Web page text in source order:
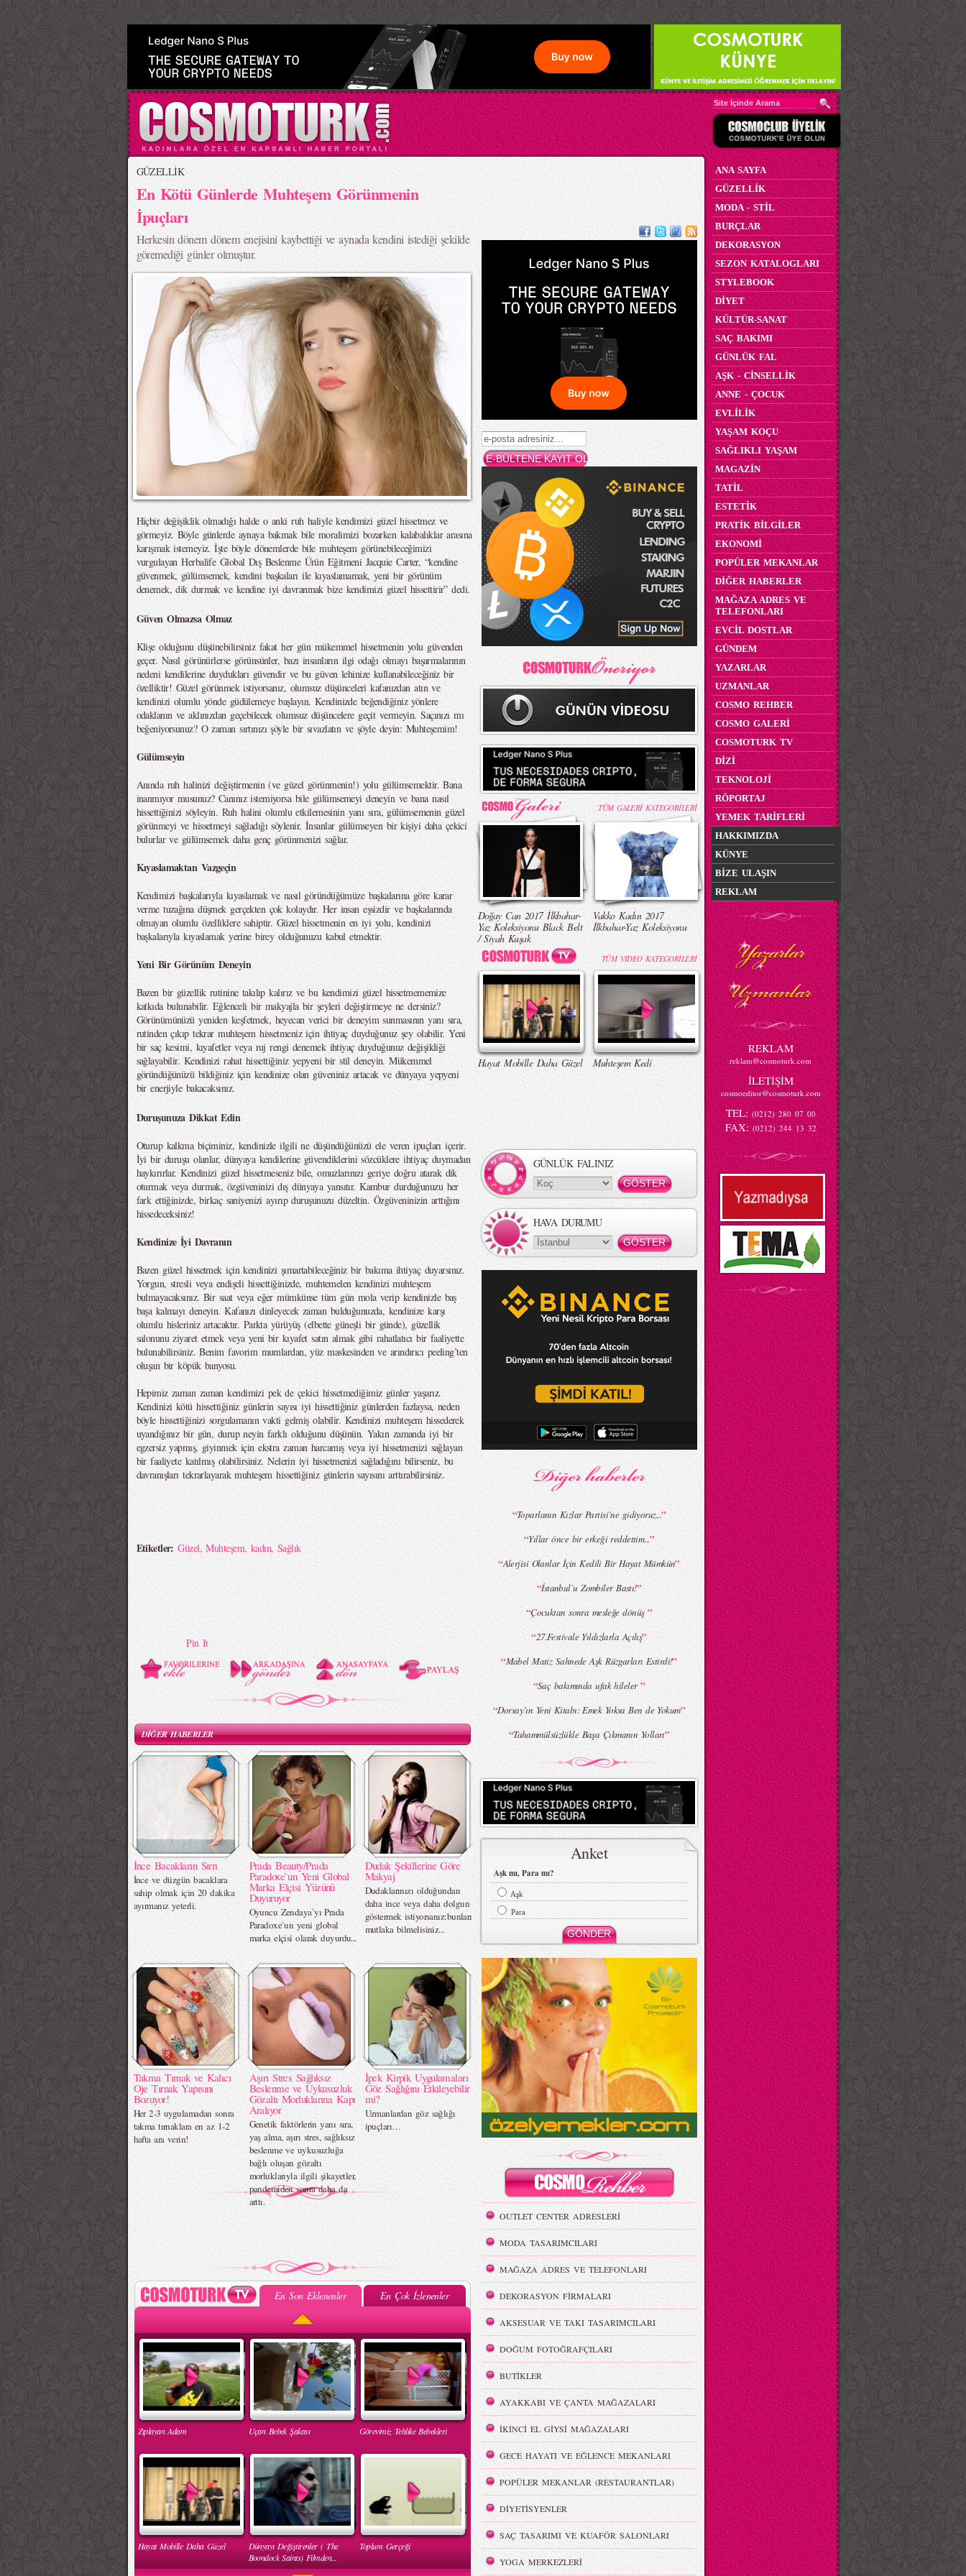
>
GÜZELLİK
En Kötü Günlerde Muhteşem Görünmenin
İpuçları
Herkesin dönem dönem enejisini kaybettiği ve aynada kendini istediği şekilde
göremediği günler olmuştur.
Hiçbir değişiklik olmadığı halde o anki ruh haliyle kendimizi güzel hissetmez ve
görmeyiz. Böyle günlerde aynaya bakmak bile moralimizi bozarken kalabalıklar arasına
karışmak istemeyiz. İşte böyle dönemlerde bile muhteşem görünebileceğimizi
vurgulayan Herbalife Global Dış Beslenme Ürün Eğitmeni Jacquie Carter, “kendine
güvenmek, gülümsemek, kendini başkaları ile kıyaslamamak, yeni bir görünüm
denemek, dik durmak ve kendine iyi davranmak bize kendimizi güzel hissettirir” dedi.
Güven Olmazsa Olmaz
Klişe olduğunu düşünebilirsiniz fakat her gün mükemmel hissetmenin yolu güvenden
geçer. Nasıl görünürlerse görünsünler, bazı insanların ilgi odağı olmayı başarmalarının
nedeni kendilerine duydukları güvendir ve bu güven lehinize kullanabileceğiniz bir
özelliktir! Güzel görünmek istiyorsanız, olumsuz düşünceleri kafanızdan atın ve
kendinizi olumlu yönde güdülemeye başlayın. Kendinizde beğendiğiniz yönlere
odaklanın ve aklınızdan geçebilecek olumsuz düşüncelere geçit vermeyin. Saçınızı mı
beğeniyorsunuz? O zaman sırtınızı şöyle bir sıvazlatın ve şöyle deyin: Muhteşemim!
Gülümseyin
Anında ruh halinizi değiştirmenin (ve güzel görünmenin!) yolu gülümsemektir. Bana
inanmıyor musunuz? Canınız istemiyorsa bile gülümsemeyi deneyin ve bana nasıl
hissettiğinizi söyleyin. Ruh halini olumlu etkilemesinin yanı sıra, gülümsemenin güzel
görünmeyi ve hissetmeyi sağladığı söylenir. İnsanlar gülümseyen bir kişiyi daha çekici
bulurlar ve gülümsemek daha genç görünmenizi sağlar.
Kıyaslamaktan Vazgeçin
Kendimizi başkalarıyla kıyaslamak ve nasıl göründüğümüze başkalarına göre karar
verme tuzağına düşmek gerçekten çok kolaydır. Her insan eşsizdir ve başkalarında
olmayan olumlu özelliklere sahiptir. Güzel hissetmenin en iyi yolu, kendinizi
başkalarıyla kıyaslamak yerine birey olduğunuzu kabul etmektir.
Yeni Bir Görünüm Deneyin
Bazen bir güzellik rutinine takılıp kalırız ve bu kendimizi güzel hissetmememize
katkıda bulunabilir. Eğlenceli bir makyajla bir şeyleri değiştirmeye ne dersiniz?
Görünümünüzü yeniden keşfetmek, heyecan verici bir deneyim sunmasının yanı sıra,
rutinden çıkıp tekrar muhteşem hissetmeniz için ihtiyaç duyduğunuz şey olabilir. Yeni
bir saç kesimi, kıyafetler veya ruj rengi denemek ihtiyaç duyduğunuz değişikliği
sağlayabilir. Kendinizi rahat hissettiğiniz yepyeni bir stil deneyin. Mükemmel
göründüğünüzü bildiğiniz için kendinize olan güveniniz artacak ve dünyaya yepyeni
bir enerjiyle bakacaksınız.
Duruşunuza Dikkat Edin
Oturup kalkma biçiminiz, kendinizle ilgili ne düşündüğünüzü ele veren ipuçları içerir.
İyi bir duruşu olanlar, dünyaya kendilerine güvendiklerini sözcüklere ihtiyaç duymadan
haykırırlar. Kendinizi güzel hissetmeseniz bile, omuzlarınızı geriye doğru atarak dik
oturmak veya durmak, özgüveninizi dış dünyaya yansıtır. Kambur durduğunuzu her
fark ettiğinizde, birkaç saniyenizi ayırıp duruşunuzu düzeltin. Özgüveninizin arttığını
hissedeceksiniz!
Kendinize İyi Davranın
Bazen güzel hissetmek için kendinizi şımartabileceğiniz bir bakıma ihtiyaç duyarsınız.
Yorgun, stresli veya endişeli hissettiğinizde, muhtemelen kendinizi muhteşem
bulmayacaksınız. Bir saat veya eğer mümkünse tüm gün mola verip kendinizle baş
başa kalmayı deneyin. Kafanızı dinleyecek zaman bulduğunuzda, kendinize karşı
olumlu hisleriniz artacaktır. Parkta yürüyüş (elbette güneşli bir günde), güzellik
salonunu ziyaret etmek veya yeni bir kıyafet satın almak gibi rahatlatıcı bir faaliyette
bulunabilirsiniz. Benim favorim mumlardan, yüz maskesinden ve arındırıcı peeling’ten
oluşan bir köpük banyosu.
Hepimiz zaman zaman kendimizi pek de çekici hissetmediğimiz günler yaşarız.
Kendinizi kötü hissettiğiniz günlerin sayısı iyi hissettiğiniz günlerden fazlaysa, neden
böyle hissettiğinizi sorgulamanın vakti gelmiş olabilir. Kendinizi muhteşem hissederek
uyandığınız bir gün, durup neyin farklı olduğunu düşünün. Yakın zamanda iyi bir
egzersiz yapmış, giyinmek için ekstra zaman harcamış veya iyi hissetmenizi sağlayan
bir faaliyete katılmış olabilirsiniz. Nelerin iyi hissetmenizi sağladığını bilirseniz, bu
davranışları tekrarlayarak muhteşem hissettiğiniz günlerin sayısını arttırabilirsiniz.
Etiketler:Güzel,Muhteşem, kadın, Sağlık
Pin It
DİĞER HABERLER
İnce Bacakların Sırrı
İnce ve düzgün bacaklara
sahip olmak için 20 dakika
ayırmanız yeterli.
Prada Beauty/Prada
Paradoxe`un Yeni Global
Marka Elçisi Yüzünü
Duyuruyor
Oyuncu Zendaya`yı Prada
Paradoxe`un yeni global
marka elçisi olarak duyurdu...
Dudak Şekillerine Göre
Makyaj
Dudaklarınızı olduğundan
daha ince veya daha dolgun
göstermek istiyorsanız:bunları
mutlaka bilmelisiniz...
Takma Tırnak ve Kalıcı
Oje Tırnak Yapısını
Bozuyor!
Her 2-3 uygulamadan sonra
takma tırnaklara en az 1-2
hafta ara verin!
Aşırı Stres Sağlıksız
Beslenme ve Uykusuzluk
Gözaltı Morluklarına Kapı
Aralıyor
Genetik faktörlerin yanı sıra,
yaş alma, aşırı stres, sağlıksız
beslenme ve uykusuzluğa
bağlı oluşan gözaltı
morluklarıyla ilgili şikayetler,
pandemiden sonra daha da
arttı.
İpek Kirpik Uygulamaları
Göz Sağlığını Etkileyebilir
mi?
Uzmanlardan göz sağlığı
ipuçları…
En Son Eklenenler En Çok İzlenenler
Zıplayan Adam Uçan Bebek Şakası Görevimiz Tehlike Bebekleri
Hayat Mobille Daha Güzel
Dünyayı Değiştirenler ( The
Boondock Saints) Filmden...
Toplum Gerçeği
TÜM GALERİ KATEGORİLERİ
Doğay Can 2017 İlkbahar-
Yaz Koleksiyonu Black Belt
/ Siyah Kuşak
Vakko Kadın 2017
İlkbahar-Yaz Koleksiyonu
TÜM VIDEO KATEGORİLERİ
Hayat Mobille Daha Güzel Muhteşem Kedi
GÜNLÜK FALINIZ
HAVA DURUMU
“Toparlanın Kızlar Partisi’ne gidiyoruz...”
“Yıllar önce bir erkeği reddettim...”
“Alerjisi Olanlar İçin Kedili Bir Hayat Mümkün”
“İstanbul`u Zombiler Bastı!”
“Çocuktan sonra mesleğe dönüş ”
“27.Festivale Yıldızlarla Açılış”
“Mabel Matiz Sahnede Aşk Rüzgarları Estirdi!”
“Saç bakımında ufak hileler”
“Dorsay’ın Yeni Kitabı: Emek Yoksa Ben de Yokum”
“Tahammülsüzlükle Başa Çıkmanın Yolları”
Anket
Aşk mı, Para mı?
Aşk
Para
OUTLET CENTER ADRESLERİ
MODA TASARIMCILARI
MAĞAZA ADRES VE TELEFONLARI
DEKORASYON FİRMALARI
AKSESUAR VE TAKI TASARIMCILARI
DOĞUM FOTOĞRAFÇILARI
BUTİKLER
AYAKKABI VE ÇANTA MAĞAZALARI
İKİNCİ EL GİYSİ MAĞAZALARI
GECE HAYATI VE EĞLENCE MEKANLARI
POPÜLER MEKANLAR (RESTAURANTLAR)
DİYETİSYENLER
SAÇ TASARIMI VE KUAFÖR SALONLARI
YOGA MERKEZLERİ
ANA SAYFA
GÜZELLİK
MODA - STİL
BURÇLAR
DEKORASYON
SEZON KATALOGLARI
STYLEBOOK
DİYET
KÜLTÜR-SANAT
SAÇ BAKIMI
GÜNLÜK FAL
AŞK - CİNSELLİK
ANNE - ÇOCUK
EVLİLİK
YAŞAM KOÇU
SAĞLIKLI YAŞAM
MAGAZİN
TATİL
ESTETİK
PRATİK BİLGİLER
EKONOMİ
POPÜLER MEKANLAR
DİĞER HABERLER
MAĞAZA ADRES VE
TELEFONLARI
EVCİL DOSTLAR
GÜNDEM
YAZARLAR
UZMANLAR
COSMO REHBER
COSMO GALERİ
COSMOTURK TV
DİZİ
TEKNOLOJİ
RÖPORTAJ
YEMEK TARİFLERİ
HAKKIMIZDA
KÜNYE
BİZE ULAŞIN
REKLAM
REKLAM
reklam@cosmoturk.com
İLETİŞİM
cosmoeditor@cosmoturk.com
TEL: (0212) 280 07 00
FAX: (0212) 244 13 32